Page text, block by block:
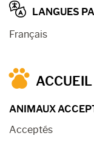
LANGUES
Français
ANIMAUX
Acceptés